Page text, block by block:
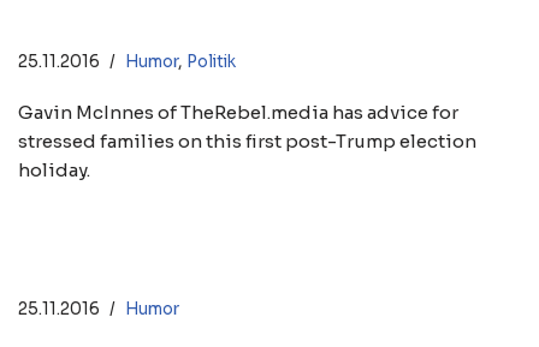
25.11.2016 Humor, Politik
Gavin McInnes of TheRebel.media has advice for
stressed families on this first post-Trump election
holiday.
25.11.2016 Humor